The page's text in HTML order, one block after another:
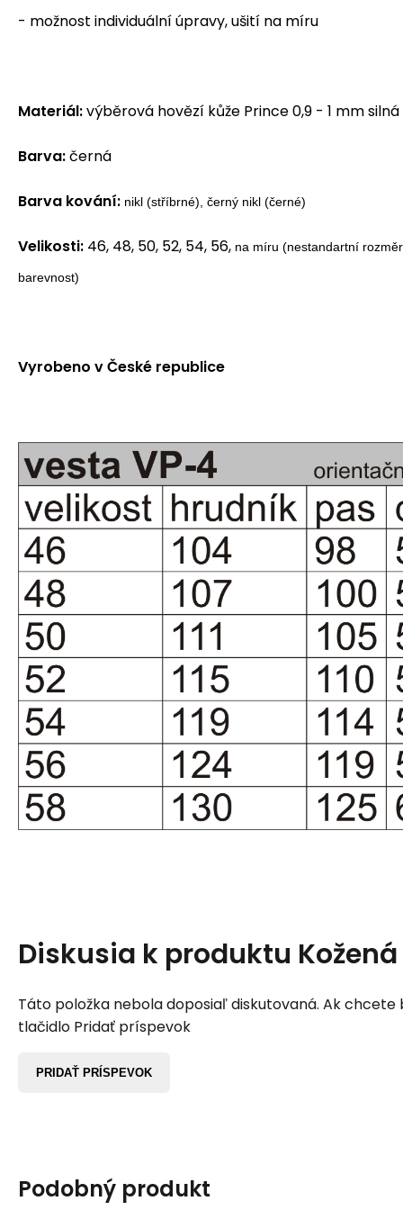
- možnost individuální úpravy, ušití na míru
Materiál:výběrová hovězí kůže Prince 0,9 - 1 mm silná
Barva:černá
Barva kování: nikl (stříbrné), černý nikl (černé)
Velikosti: 46, 48, 50, 52, 54, 56, na míru (nestandartní
barevnost)
Vyrobeno v České republice
Diskusia k produktu
Táto položka nebola doposiaľ diskutovaná. Ak chcete
tlačidlo Pridať príspevok
PRIDAŤ PRÍSPEVOK
Podobný produkt